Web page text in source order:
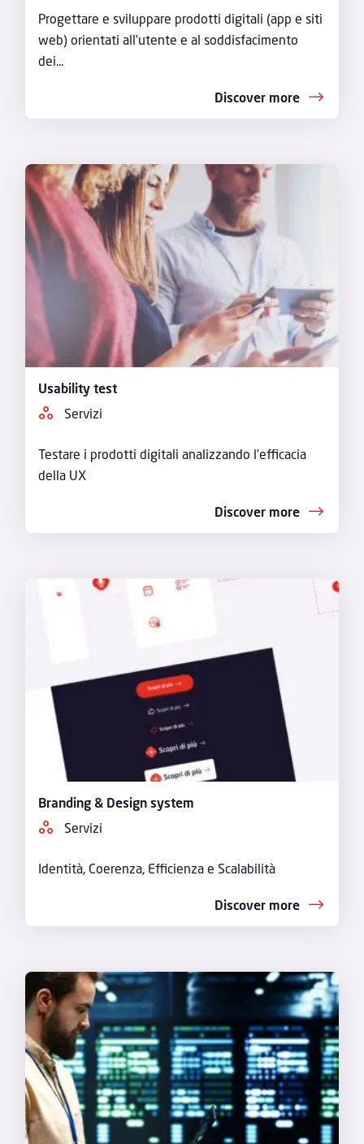
Progettare e sviluppare prodotti digitali (app e siti
web) orientati all’utente e al soddisfacimento
dei...
Discover more
Usability test
Servizi
Testare i prodotti digitali analizzando l’efficacia
della UX
Discover more
Branding & Design system
Servizi
Identità, Coerenza, Efficienza e Scalabilità
Discover more